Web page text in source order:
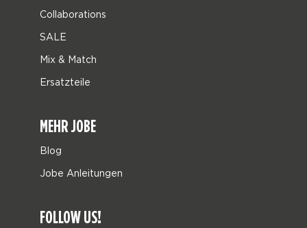
Collaborations
SALE
Mix & Match
Ersatzteile
MEHR JOBE
Blog
Jobe Anleitungen
FOLLOW US!